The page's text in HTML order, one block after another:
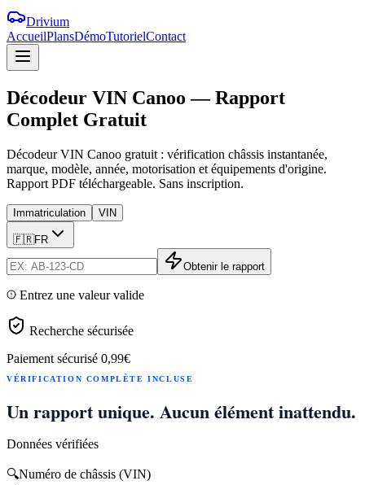
Drivium
AccueilPlansDémoTutorielContact
Décodeur VIN Canoo—Rapport
Complet Gratuit
Décodeur VIN Canoo gratuit : vérification châssis instantanée,
marque, modèle, année, motorisation et équipements d'origine.
Rapport PDF téléchargeable. Sans inscription.
Immatriculation VIN
🇫🇷FR
Obtenir le rapport
Entrez une valeur valide
Recherche sécurisée
Paiement sécurisé 0,99€
VÉRIFICATION COMPLÈTE INCLUSE
Un rapport unique. Aucun élément inattendu.
Données vérifiées
🔍Numéro de châssis (VIN)